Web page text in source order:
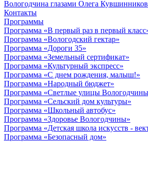
Вологодчина глазами Олега
Контакты
Программы
Программа «В первый раз в первый
Программа «Вологодский гектар»
Программа «Дороги 35»
Программа «Земельный сертификат»
Программа «Культурный экспресс»
Программа «С днем рождения, малыш!»
Программа «Народный бюджет»
Программа «Светлые улицы
Программа «Сельский дом культуры»
Программа «Школьный автобус»
Программа «Здоровье Вологодчины»
Программа «Детская школа искусств -
Программа «Безопасный дом»